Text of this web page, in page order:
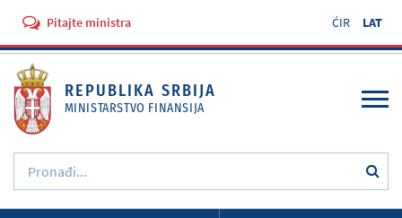
Pitajte ministra ĆIR LAT
REPUBLIKA SRBIJA
MINISTARSTVO FINANSIJA